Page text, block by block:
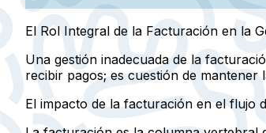
El Rol Integral de la Facturación en la
Una gestión inadecuada de la
recibir pagos; es cuestión de mantener
El impacto de la facturación en el flujo